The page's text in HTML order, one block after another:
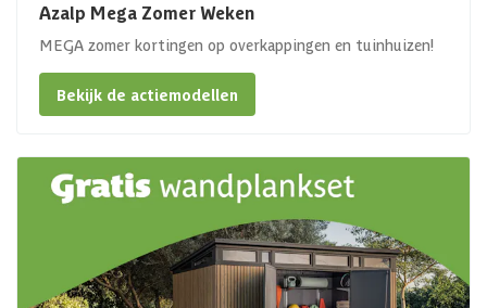
Azalp Mega Zomer Weken
MEGA zomer kortingen op overkappingen en tuinhuizen!
Bekijk de actiemodellen